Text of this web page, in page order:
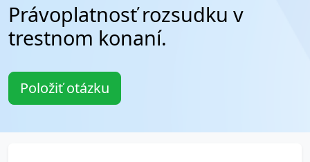
Právoplatnosť rozsudku v
trestnom konaní.
Položiť otázku